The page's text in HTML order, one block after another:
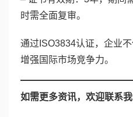
时需全面复审。
通过ISO3834认证，企业
增强国际市场竞争力。
如需更多资讯，欢迎联系我